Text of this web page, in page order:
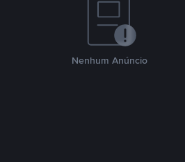
Nenhum Anúncio